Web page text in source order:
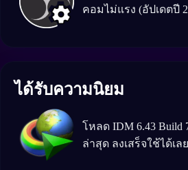
คอมไม่แรง (อัปเดตปี
ได้รับความนิยม
โหลด IDM 6.43 Build
ล่าสุด ลงเสร็จใช้ได้เลย